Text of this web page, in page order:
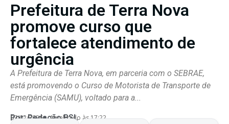
Prefeitura de Terra Nova
promove curso que
fortalece atendimento de
urgência
A Prefeitura de Terra Nova, em parceria com o SEBRAE,
está promovendo o Curso de Motorista de Transporte de
Emergência (SAMU), voltado para a...
Por:Redação BSL
07/02/2026 Atualizado às 17:22